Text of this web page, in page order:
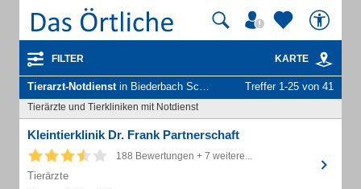
FILTER KARTE
Tierarzt-Notdienstin Biederbach Schwarzw Treffer 1-25 von 41
Tierärzte und Tierkliniken mit Notdienst
Kleintierklinik Dr. Frank Partnerschaft
188 Bewertungen + 7 weitere...
Tierärzte